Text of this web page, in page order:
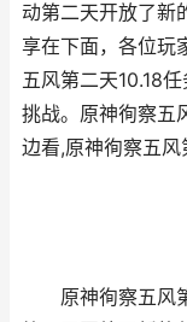
动第二天开放了新
享在下面，各位玩
五风第二天10.18
挑战。原神徇察五
边看,原神徇察五风
原神徇察五风